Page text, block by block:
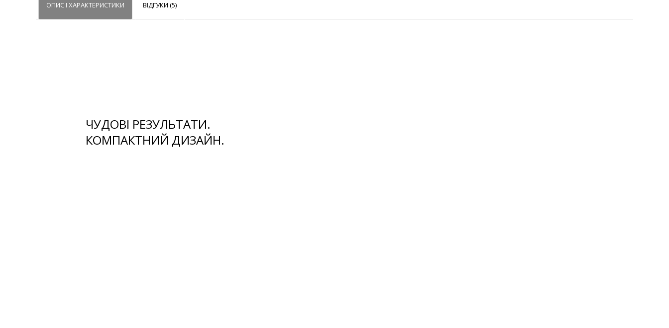
ОПИС І ХАРАКТЕРИСТИКИ ВІДГУКИ (5)
ЧУДОВІ РЕЗУЛЬТАТИ.
КОМПАКТНИЙ ДИЗАЙН.